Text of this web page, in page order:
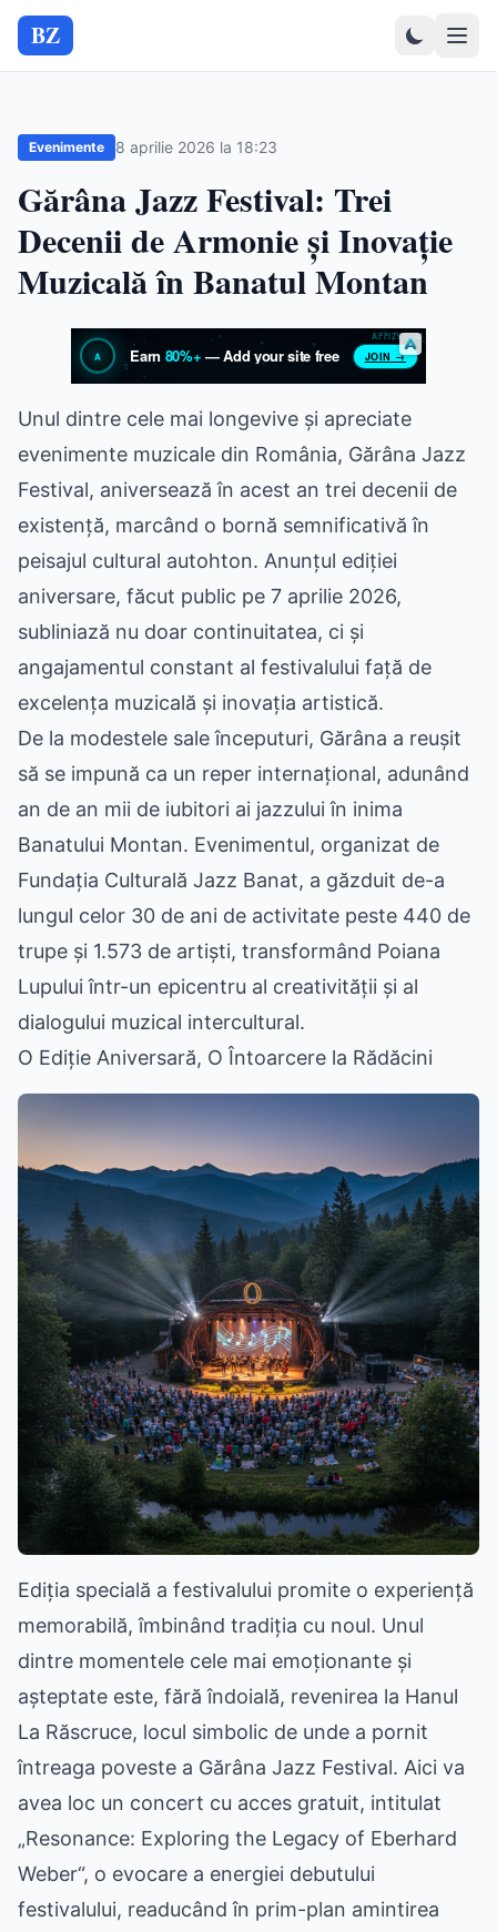
BZ
Evenimente 8 aprilie 2026 la 18:23
Gărâna Jazz Festival: Trei
Decenii de Armonie și Inovație
Muzicală în Banatul Montan
Unul dintre cele mai longevive și apreciate
evenimente muzicale din România, Gărâna Jazz
Festival, aniversează în acest an trei decenii de
existență, marcând o bornă semnificativă în
peisajul cultural autohton. Anunțul ediției
aniversare, făcut public pe 7 aprilie 2026,
subliniază nu doar continuitatea, ci și
angajamentul constant al festivalului față de
excelența muzicală și inovația artistică.
De la modestele sale începuturi, Gărâna a reușit
să se impună ca un reper internațional, adunând
an de an mii de iubitori ai jazzului în inima
Banatului Montan. Evenimentul, organizat de
Fundația Culturală Jazz Banat, a găzduit de-a
lungul celor 30 de ani de activitate peste 440 de
trupe și 1.573 de artiști, transformând Poiana
Lupului într-un epicentru al creativității și al
dialogului muzical intercultural.
O Ediție Aniversară, O Întoarcere la Rădăcini
Ediția specială a festivalului promite o experiență
memorabilă, îmbinând tradiția cu noul. Unul
dintre momentele cele mai emoționante și
așteptate este, fără îndoială, revenirea la Hanul
La Răscruce, locul simbolic de unde a pornit
întreaga poveste a Gărâna Jazz Festival. Aici va
avea loc un concert cu acces gratuit, intitulat
„Resonance: Exploring the Legacy of Eberhard
Weber“, o evocare a energiei debutului
festivalului, readucând în prim-plan amintirea